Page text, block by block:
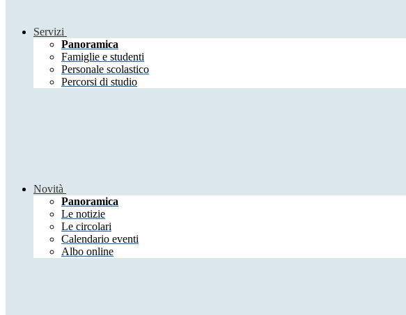
Servizi
Panoramica
Famiglie e studenti
Personale scolastico
Percorsi di studio
Novità
Panoramica
Le notizie
Le circolari
Calendario eventi
Albo online